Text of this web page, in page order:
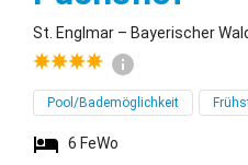
St. Englmar – Bayerischer
Pool/Bademöglichkeit
6 FeWo